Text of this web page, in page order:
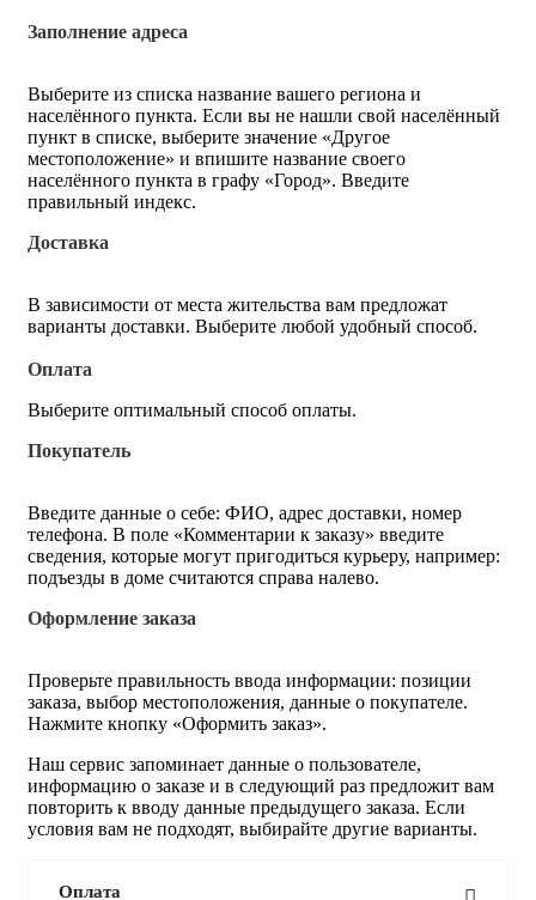
Заполнение адреса
Выберите из списка название вашего региона и
населённого пункта. Если вы не нашли свой населённый
пункт в списке, выберите значение «Другое
местоположение» и впишите название своего
населённого пункта в графу «Город». Введите
правильный индекс.
Доставка
В зависимости от места жительства вам предложат
варианты доставки. Выберите любой удобный способ.
Оплата
Выберите оптимальный способ оплаты.
Покупатель
Введите данные о себе: ФИО, адрес доставки, номер
телефона. В поле «Комментарии к заказу» введите
сведения, которые могут пригодиться курьеру, например:
подъезды в доме считаются справа налево.
Оформление заказа
Проверьте правильность ввода информации: позиции
заказа, выбор местоположения, данные о покупателе.
Нажмите кнопку «Оформить заказ».
Наш сервис запоминает данные о пользователе,
информацию о заказе и в следующий раз предложит вам
повторить к вводу данные предыдущего заказа. Если
условия вам не подходят, выбирайте другие варианты.
Оплата